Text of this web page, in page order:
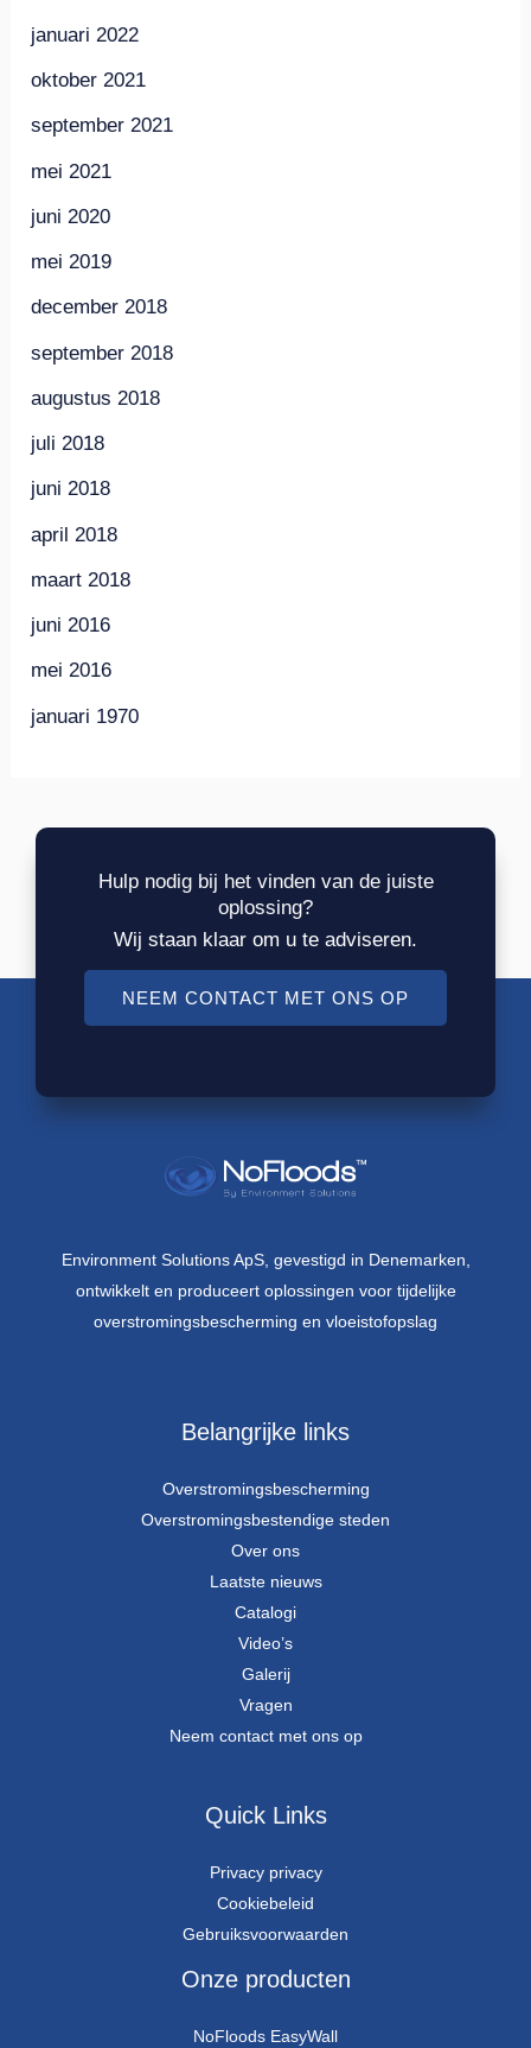
januari 2022
oktober 2021
september 2021
mei 2021
juni 2020
mei 2019
december 2018
september 2018
augustus 2018
juli 2018
juni 2018
april 2018
maart 2018
juni 2016
mei 2016
januari 1970
Hulp nodig bij het vinden van de juiste
oplossing?
Wij staan klaar om u te adviseren.
NEEM CONTACT MET ONS OP
Environment Solutions ApS, gevestigd in Denemarken,
ontwikkelt en produceert oplossingen voor tijdelijke
overstromingsbescherming en vloeistofopslag
Belangrijke links
Overstromingsbescherming
Overstromingsbestendige steden
Over ons
Laatste nieuws
Catalogi
Video’s
Galerij
Vragen
Neem contact met ons op
Quick Links
Privacy privacy
Cookiebeleid
Gebruiksvoorwaarden
Onze producten
NoFloods EasyWall